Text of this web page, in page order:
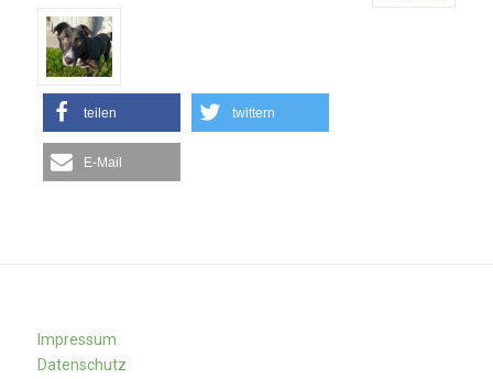
teilen twittern
E-Mail
Impressum
Datenschutz